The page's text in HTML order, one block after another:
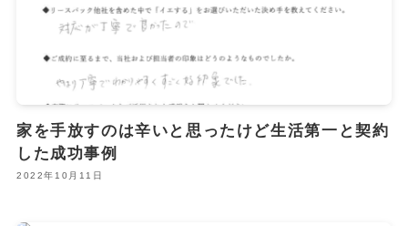
家を手放すのは辛いと思ったけど生活第一と契約
した成功事例
2022年10月11日